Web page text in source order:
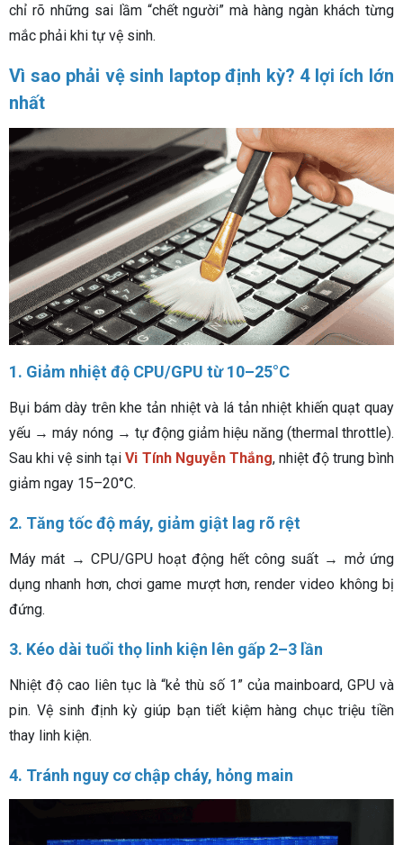
chỉ rõ những sai lầm “chết người” mà hàng ngàn khách từng
mắc phải khi tự vệ sinh.
Vì sao phải vệ sinh laptop định kỳ? 4 lợi ích lớn
nhất
1. Giảm nhiệt độ CPU/GPU từ 10–25°C
Bụi bám dày trên khe tản nhiệt và lá tản nhiệt khiến quạt quay
yếu → máy nóng → tự động giảm hiệu năng (thermal throttle).
Sau khi vệ sinh tạiVi Tính Nguyễn Thắng, nhiệt độ trung bình
giảm ngay 15–20°C.
2. Tăng tốc độ máy, giảm giật lag rõ rệt
Máy mát → CPU/GPU hoạt động hết công suất → mở ứng
dụng nhanh hơn, chơi game mượt hơn, render video không bị
đứng.
3. Kéo dài tuổi thọ linh kiện lên gấp 2–3 lần
Nhiệt độ cao liên tục là “kẻ thù số 1” của mainboard, GPU và
pin. Vệ sinh định kỳ giúp bạn tiết kiệm hàng chục triệu tiền
thay linh kiện.
4. Tránh nguy cơ chập cháy, hỏng main